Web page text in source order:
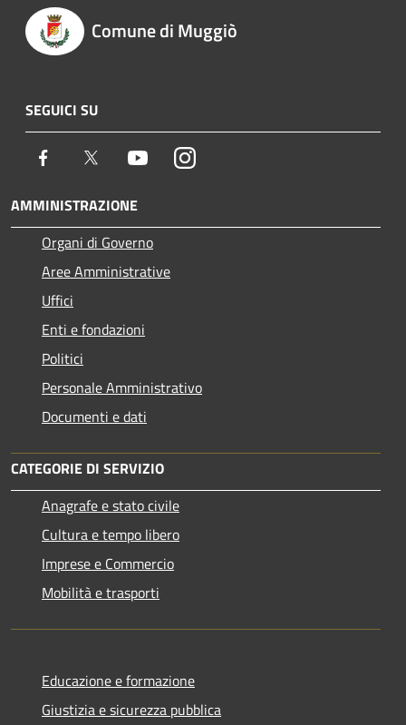
Comune di Muggiò
SEGUICI SU
Facebook Twitter YoutubeInstagram
AMMINISTRAZIONE
Organi di Governo
Aree Amministrative
Uffici
Enti e fondazioni
Politici
Personale Amministrativo
Documenti e dati
CATEGORIE DI SERVIZIO
Anagrafe e stato civile
Cultura e tempo libero
Imprese e Commercio
Mobilità e trasporti
Educazione e formazione
Giustizia e sicurezza pubblica